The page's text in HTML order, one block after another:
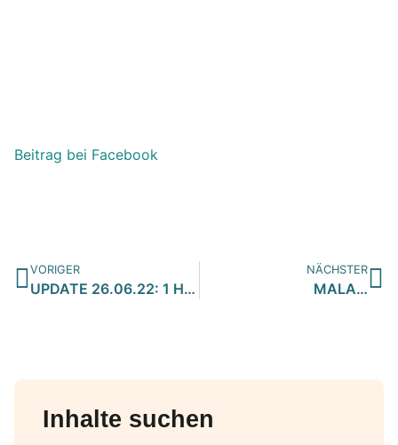
Beitrag bei Facebook
VORIGER
UPDATE 26.06.22: 1 Hund (Shanti) hat eine PS mit der Option …
NÄCHSTER
MALA…
Inhalte suchen